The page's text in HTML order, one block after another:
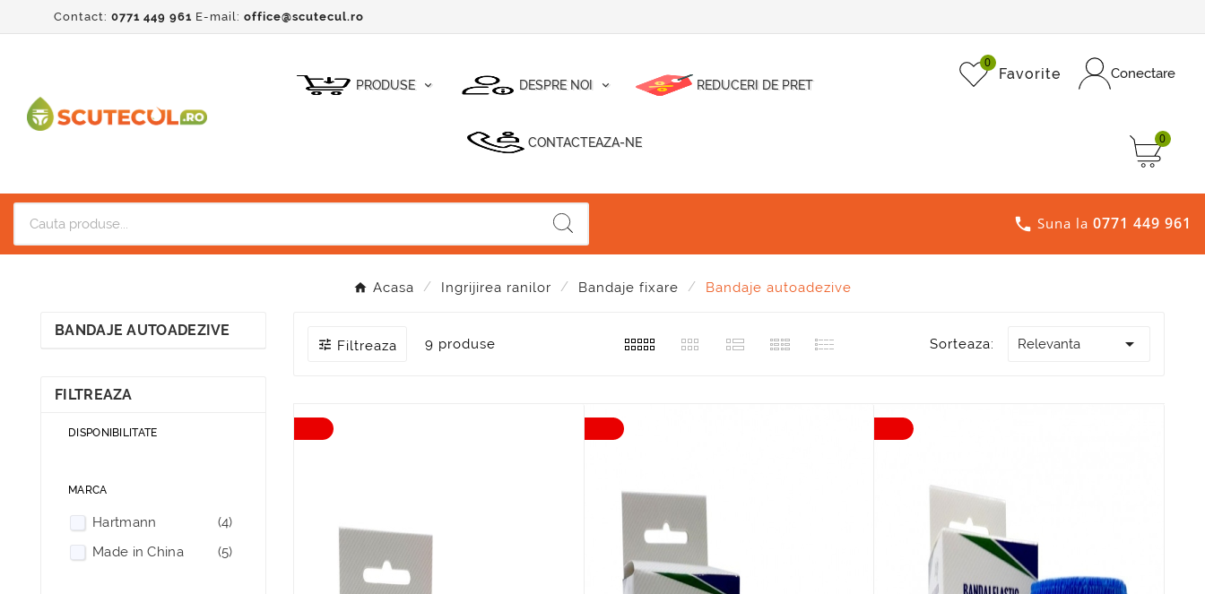
Contact: 0771 449 961 E-mail: office@scutecul.ro
PRODUSE DESPRE NOI REDUCERI DE PRET
CONTACTEAZA-NE
Favorite
0
Conectare
0
 Suna la 0771 449 961
Acasa Ingrijirea ranilor Bandaje fixare Bandaje autoadezive
BANDAJE AUTOADEZIVE
FILTREAZA
DISPONIBILITATE
MARCA
Hartmann
(4)
Made in China
(5)
 Filtreaza 9 produse Sorteaza: Relevanta 